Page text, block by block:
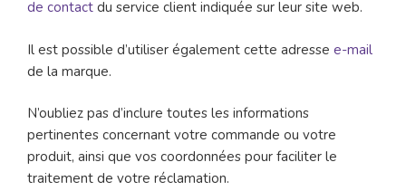
de contact du service client indiquée sur leur site web.
Il est possible d’utiliser également cette adresse e-mail
de la marque.
N’oubliez pas d’inclure toutes les informations
pertinentes concernant votre commande ou votre
produit, ainsi que vos coordonnées pour faciliter le
traitement de votre réclamation.